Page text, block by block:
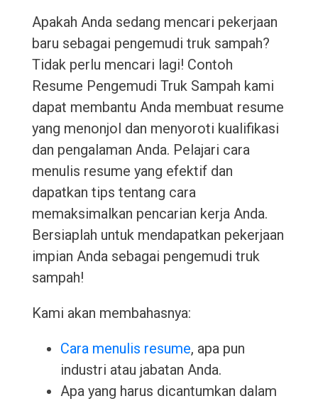
Apakah Anda sedang mencari pekerjaan
baru sebagai pengemudi truk sampah?
Tidak perlu mencari lagi! Contoh
Resume Pengemudi Truk Sampah kami
dapat membantu Anda membuat resume
yang menonjol dan menyoroti kualifikasi
dan pengalaman Anda. Pelajari cara
menulis resume yang efektif dan
dapatkan tips tentang cara
memaksimalkan pencarian kerja Anda.
Bersiaplah untuk mendapatkan pekerjaan
impian Anda sebagai pengemudi truk
sampah!
Kami akan membahasnya:
Cara menulis resume, apa pun
industri atau jabatan Anda.
Apa yang harus dicantumkan dalam